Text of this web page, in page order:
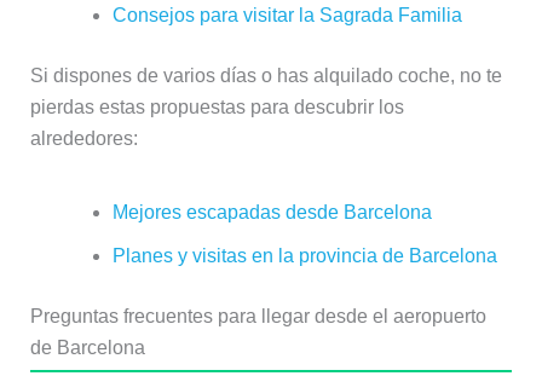
Consejos para visitar la Sagrada Familia
Si dispones de varios días o has alquilado coche, no te
pierdas estas propuestas para descubrir los
alrededores:
Mejores escapadas desde Barcelona
Planes y visitas en la provincia de Barcelona
Preguntas frecuentes para llegar desde el aeropuerto
de Barcelona